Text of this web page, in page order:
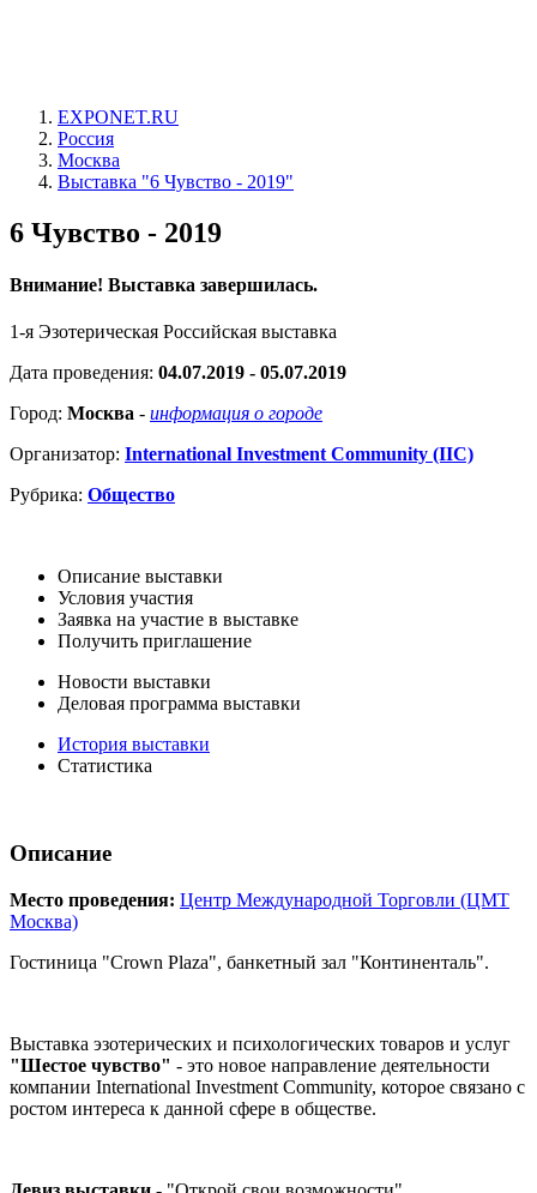
EXPONET.RU
Россия
Москва
Выставка "6 Чувство - 2019"
6 Чувство - 2019
Внимание! Выставка завершилась.
1-я Эзотерическая Российская выставка
Дата проведения: 04.07.2019 - 05.07.2019
Город: Москва - информация о городе
Организатор: International Investment Community (IIC)
Рубрика: Общество
Описание выставки
Условия участия
Заявка на участие в выставке
Получить приглашение
Новости выставки
Деловая программа выставки
История выставки
Статистика
Описание
Место проведения: Центр Международной Торговли (ЦМТ
Москва)
Гостиница "Crown Plaza", банкетный зал "Континенталь".
Выставка эзотерических и психологических товаров и услуг
"Шестое чувство" - это новое направление деятельности
компании International Investment Community, которое связано с
ростом интереса к данной сфере в обществе.